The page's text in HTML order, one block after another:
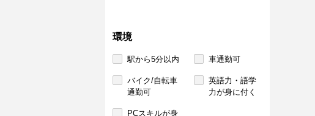
環境
駅から5分以内 車通勤可
バイク/自転車
通勤可
英語力・語学
力が身に付く
PCスキルが身